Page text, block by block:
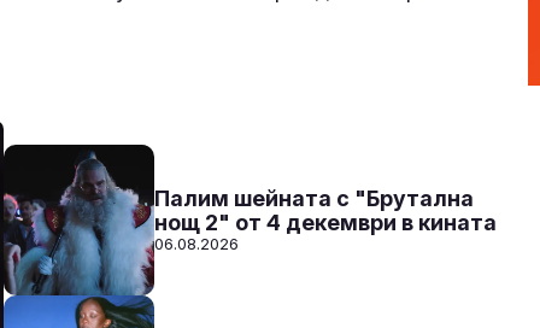
СЛУШАЙ
Палим шейната с "Брутална
нощ 2" от 4 декември в кината
06.08.2026